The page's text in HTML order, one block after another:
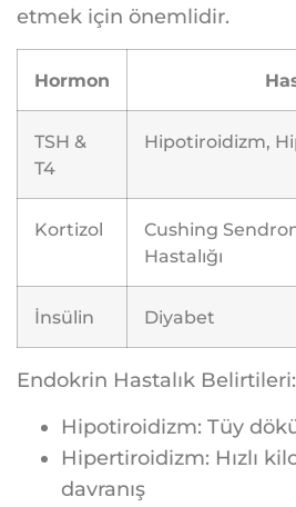
etmek için önemlidir.
Hormon
TSH &
T4
Hipotiroidizm,
Kortizol
Cushing
Hastalığı
İnsülin Diyabet
Endokrin Hastalık Belirtileri:
Hipotiroidizm: Tüy
Hipertiroidizm: Hızlı
davranış